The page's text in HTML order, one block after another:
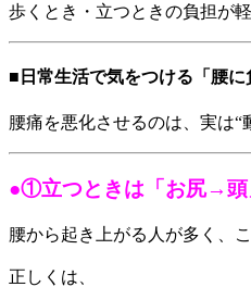
歩くとき・立つときの負担が軽
■日常生活で気をつける「腰に
腰痛を悪化させるのは、実は“
●①立つときは「お尻→頭
腰から起き上がる人が多く、
正しくは、